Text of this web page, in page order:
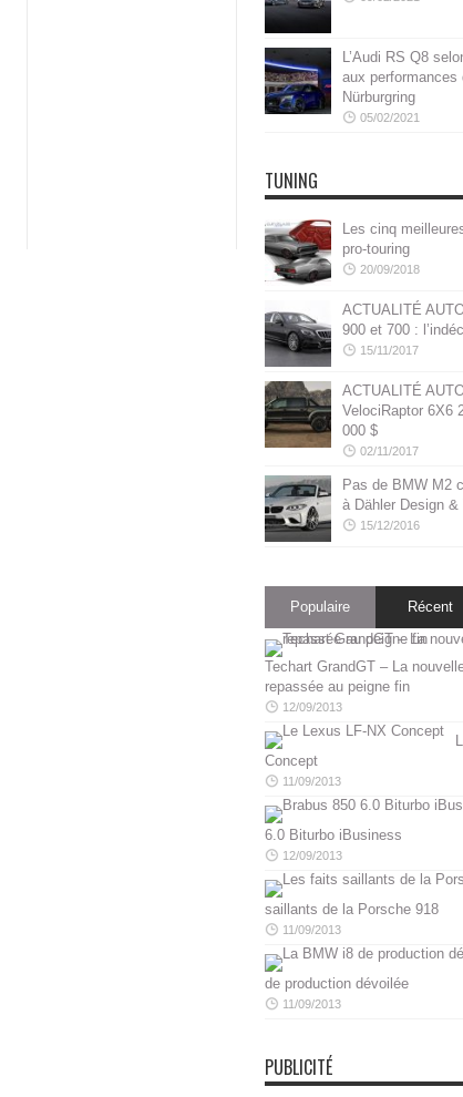
L’Audi RS Q8
aux performances
Nürburgring
05/02/2021
TUNING
Les cinq
pro-touring
20/09/2018
ACTUALITÉ
900 et 700 :
15/11/2017
ACTUALITÉ
VelociRaptor 6X6
000 $
02/11/2017
Pas de BMW M2
à Dähler Design &
15/12/2016
Populaire Récent
Techart GrandGT – La
repassée au peigne fin
12/09/2013
Concept
11/09/2013
6.0 Biturbo iBusiness
12/09/2013
saillants de la Porsche 918
11/09/2013
de production dévoilée
11/09/2013
PUBLICITÉ